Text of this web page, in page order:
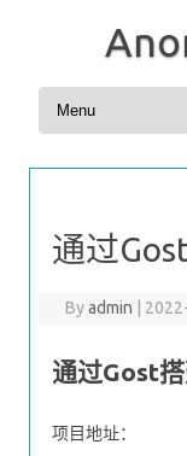
Skip to content
通过
Byadmin
通过Gost
项目地址：